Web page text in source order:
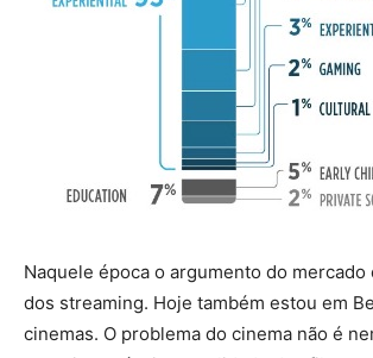
Naquele época o argumento do mercado
dos streaming. Hoje também estou em
cinemas. O problema do cinema não é